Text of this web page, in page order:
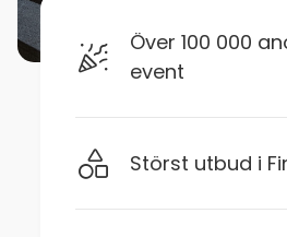
Över 100 000
event
Störst utbud i